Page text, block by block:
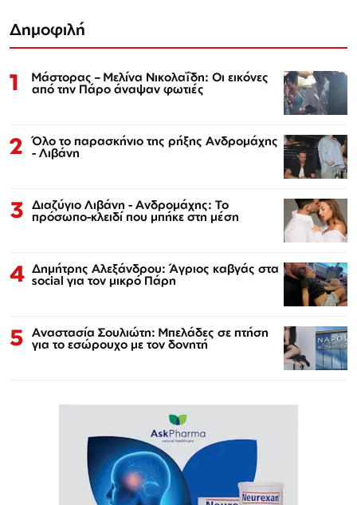
Δημοφιλή
1 Μάστορας – Μελίνα Νικολαΐδη: Οι εικόνες
από την Πάρο άναψαν φωτιές
2 Όλο το παρασκήνιο της ρήξης Ανδρομάχης
- Λιβάνη
3 Διαζύγιο Λιβάνη - Ανδρομάχης: Το
πρόσωπο-κλειδί που μπήκε στη μέση
4 Δημήτρης Αλεξάνδρου: Άγριος καβγάς στα
social για τον μικρό Πάρη
5 Αναστασία Σουλιώτη: Μπελάδες σε πτήση
για το εσώρουχο με τον δονητή